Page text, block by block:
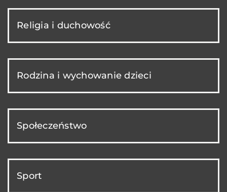
Religia i duchowość
Rodzina i wychowanie dzieci
Społeczeństwo
Sport